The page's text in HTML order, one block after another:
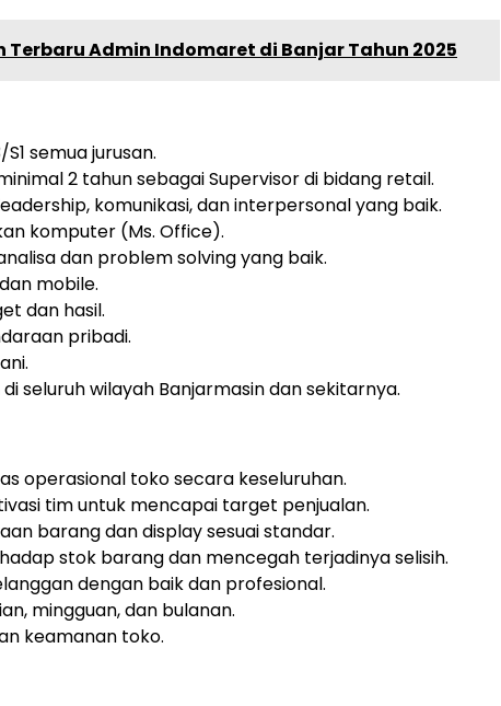
Terbaru Admin Indomaret di Banjar Tahun 2025
semua jurusan.
2 tahun sebagai Supervisor di bidang retail.
komunikasi, dan interpersonal yang baik.
komputer (Ms. Office).
dan problem solving yang baik.
mobile.
dan hasil.
pribadi.
seluruh wilayah Banjarmasin dan sekitarnya.
operasional toko secara keseluruhan.
tim untuk mencapai target penjualan.
barang dan display sesuai standar.
stok barang dan mencegah terjadinya selisih.
dengan baik dan profesional.
mingguan, dan bulanan.
keamanan toko.